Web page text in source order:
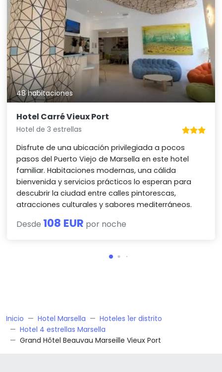
48 habitaciones
Hotel Carré Vieux Port
Hotel de 3 estrellas
Disfrute de una ubicación privilegiada a pocos
pasos del Puerto Viejo de Marsella en este hotel
familiar. Habitaciones modernas, una cálida
bienvenida y servicios prácticos lo esperan para
descubrir la ciudad entre calles pintorescas,
atracciones culturales y sabores mediterráneos.
Desde 108 EUR por noche
Inicio Hotel Marsella
Hoteles 1er distrito
Hotel 4 estrellas Marsella
Grand Hôtel Beauvau Marseille Vieux Port